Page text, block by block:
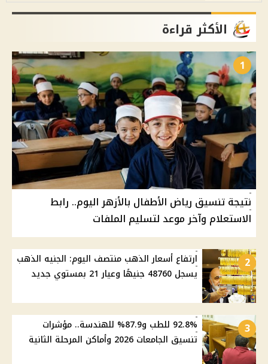
الأكثر قراءة
1
نتيجة تنسيق رياض الأطفال بالأزهر اليوم.. رابط
الاستعلام وآخر موعد لتسليم الملفات
2
ارتفاع أسعار الذهب منتصف اليوم: الجنيه الذهب
يسجل 48760 جنيهًا وعيار 21 بمستوي جديد
3
92.8% للطب و87.9% للهندسة.. مؤشرات
تنسيق الجامعات 2026 وأماكن المرحلة الثانية